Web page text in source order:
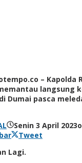
– Kapolda
langsung
Dumai pasca
Senin 3 April 2023
Tweet
Lagi.